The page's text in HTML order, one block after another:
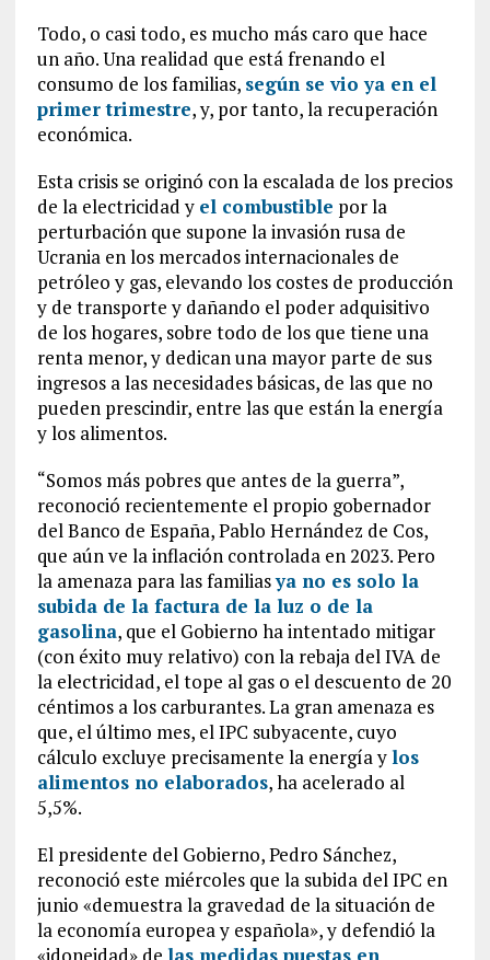
Todo, o casi todo, es mucho más caro que hace
un año. Una realidad que está frenando el
consumo de los familias, según se vio ya en el
primer trimestre, y, por tanto, la recuperación
económica.
Esta crisis se originó con la escalada de los precios
de la electricidad y el combustible por la
perturbación que supone la invasión rusa de
Ucrania en los mercados internacionales de
petróleo y gas, elevando los costes de producción
y de transporte y dañando el poder adquisitivo
de los hogares, sobre todo de los que tiene una
renta menor, y dedican una mayor parte de sus
ingresos a las necesidades básicas, de las que no
pueden prescindir, entre las que están la energía
y los alimentos.
“Somos más pobres que antes de la guerra”,
reconoció recientemente el propio gobernador
del Banco de España, Pablo Hernández de Cos,
que aún ve la inflación controlada en 2023. Pero
la amenaza para las familiasya no es solo la
subida de la factura de la luz o de la
gasolina, que el Gobierno ha intentado mitigar
(con éxito muy relativo) con la rebaja del IVA de
la electricidad, el tope al gas o el descuento de 20
céntimos a los carburantes. La gran amenaza es
que, el último mes, el IPC subyacente, cuyo
cálculo excluye precisamente la energía ylos
alimentos no elaborados, ha acelerado al
5,5%.
El presidente del Gobierno, Pedro Sánchez,
reconoció este miércoles que la subida del IPC en
junio «demuestra la gravedad de la situación de
la economía europea y española», y defendió la